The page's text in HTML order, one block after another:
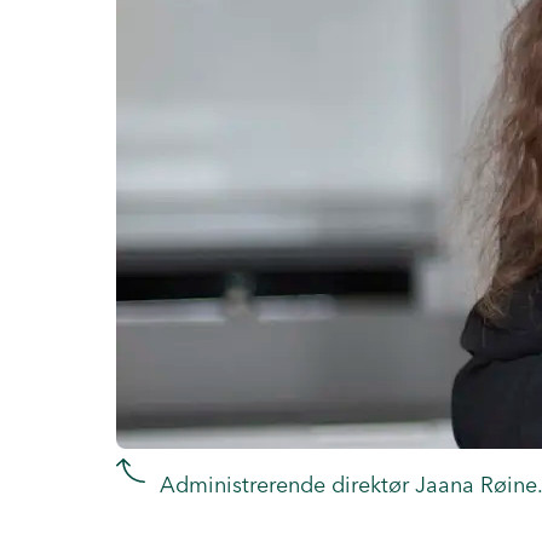
Administrerende direktør Jaana Røine.